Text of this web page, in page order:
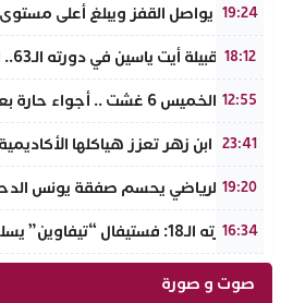
19:24
الذهب يواصل القفز ويبلغ أعلى مستوى في 7 أسابيع مدعوماً بتراجع الدولار وانخفاض
18:12
ملتقى قبيلة أيت ياسين في دورته الـ63.. احتفاء بالتراث وتجديد لروح الانتماء الوطني
12:55
طقس الخميس 6 غشت .. أجواء حارة بعدد من مناطق المملكة
23:41
جامعة ابن زهر تعزز هياكلها
19:20
الرجاء الرياضي يحسم صفقة يونس
16:34
في دورته الـ18: فستيفال “تيفاوين” يسلط الضوء على زي “أدال” الأمازيغي ويكرم رائدات التطريز والتصميم بالـأطلس الصغير
صوت و صورة